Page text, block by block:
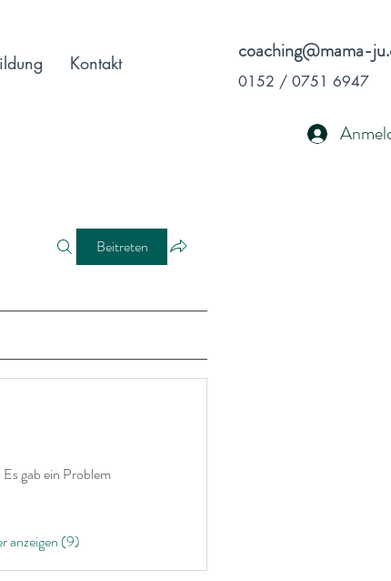
coaching@mama-
0152 / 0751 6947
Beitreten
Es gab ein Problem
anzeigen (9)
Kontakt